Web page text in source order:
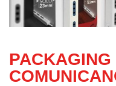
PACKAGING